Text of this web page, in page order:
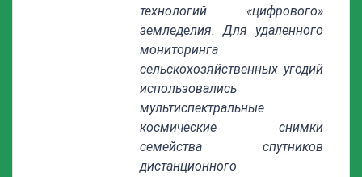
технологий «цифрового»
земледелия. Для удаленного
мониторинга
сельскохозяйственных угодий
использовались
мультиспектральные
космические снимки
семейства спутников
дистанционного